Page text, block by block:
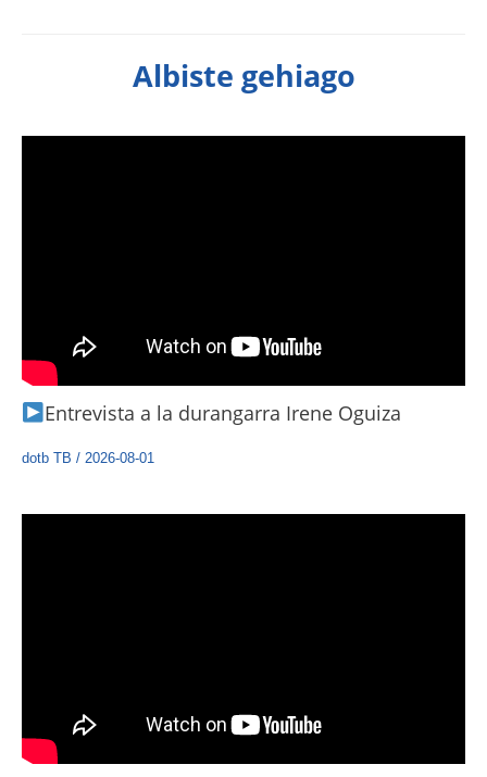
Albiste gehiago
Entrevista a la durangarra Irene Oguiza
dotb TB / 2026-08-01